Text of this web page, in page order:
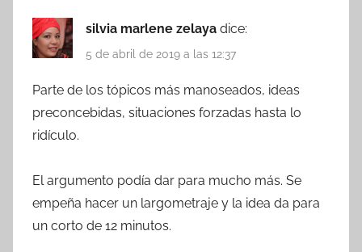
silvia marlene zelaya dice:
5 de abril de 2019 a las 12:37
Parte de los tópicos más manoseados, ideas
preconcebidas, situaciones forzadas hasta lo
ridículo.
El argumento podía dar para mucho más. Se
empeña hacer un largometraje y la idea da para
un corto de 12 minutos.